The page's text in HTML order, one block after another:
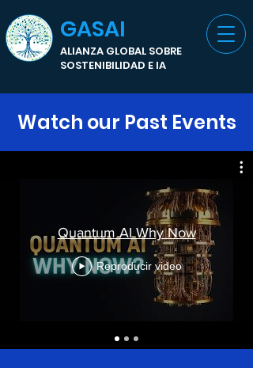
GASAI
ALIANZA GLOBAL SOBRE
SOSTENIBILIDAD E IA
Watch our Past Events
Quantum AI Why Now
Reproducir video